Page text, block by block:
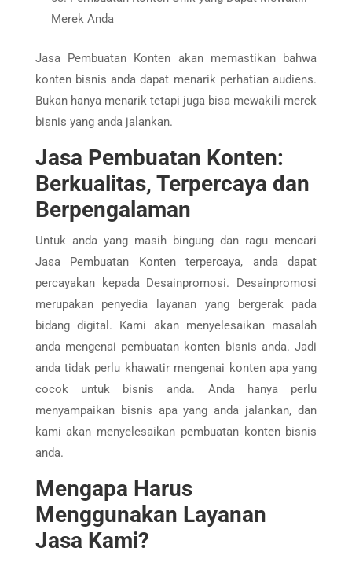
Merek Anda
Jasa Pembuatan Konten akan memastikan bahwa
konten bisnis anda dapat menarik perhatian audiens.
Bukan hanya menarik tetapi juga bisa mewakili merek
bisnis yang anda jalankan.
Jasa Pembuatan Konten:
Berkualitas, Terpercaya dan
Berpengalaman
Untuk anda yang masih bingung dan ragu mencari
Jasa Pembuatan Konten terpercaya, anda dapat
percayakan kepada Desainpromosi. Desainpromosi
merupakan penyedia layanan yang bergerak pada
bidang digital. Kami akan menyelesaikan masalah
anda mengenai pembuatan konten bisnis anda. Jadi
anda tidak perlu khawatir mengenai konten apa yang
cocok untuk bisnis anda. Anda hanya perlu
menyampaikan bisnis apa yang anda jalankan, dan
kami akan menyelesaikan pembuatan konten bisnis
anda.
Mengapa Harus
Menggunakan Layanan
Jasa Kami?